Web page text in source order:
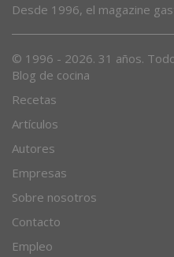
Desde 1996, el magazine
© 1996 - 2026. 31 años.
Blog de cocina
Recetas
Artículos
Autores
Empresas
Sobre nosotros
Contacto
Empleo